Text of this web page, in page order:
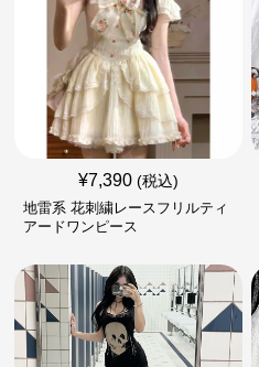
¥7,390 (税込)
地雷系 花刺繍レースフリルティ
アードワンピース